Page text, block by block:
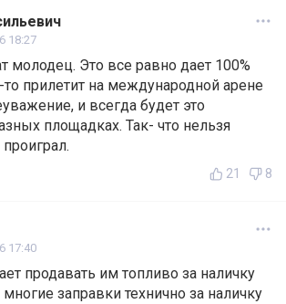
18:27
молодец. Это все равно дает 100%
то прилетит на международной арене
и всегда будет это
площадках. Так- что нельзя
21 8
17:40
продавать им топливо за наличку
многие заправки технично за наличку